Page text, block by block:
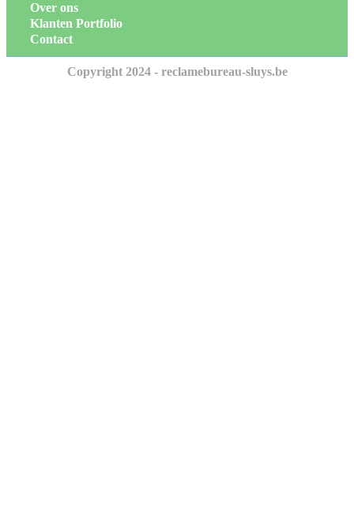
Over ons
Klanten Portfolio
Contact
Copyright 2024 - reclamebureau-sluys.be